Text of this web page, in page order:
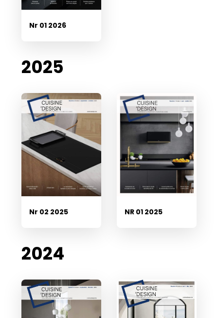
Nr 01 2026
2025
Nr 02 2025 NR 01 2025
2024